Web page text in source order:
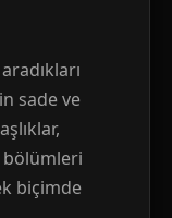
sade ve
bölümleri
biçimde